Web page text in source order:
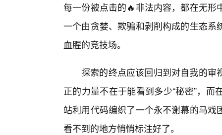
每一份被点击的🔥非法内容，都在无
一个由贪婪、欺骗和剥削构成的生态
血腥的竞技场。
探索的终点应该回归到对自我的审
正的力量不在于能看到多少“秘密”，
站利用代码编织了一个永不谢幕的马
看不到的地方悄悄标注好了。